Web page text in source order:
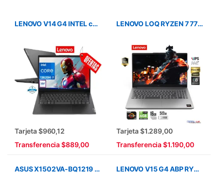
LENOVO V14 G4 INTEL core i7 13620H/16GB RAM /SSD 512GB/ 14″ FHD/ WINDOWS 11 H/RJ45/BLACK
Tarjeta $960,12
Transferencia $889,00
LENOVO LOQ RYZEN 7 7735HS/16GB DDR5/SSD 512GB/15.6″FHD/ RTX 4050/GRAY/ WINDOWS 11
Tarjeta $1.289,00
Transferencia $1.190,00
ASUS X1502VA-BQ1219 CORE i7-13620H/DDR4 16GB/ SSD 512GB/15.6″/SILVER/MOCH+MOUSE LENOVO V15 G4 ABP RYZEN 7 – 7730U/16GB RAM/SSD 512GB/15.6″ FHD/ FREEDOS/RJ-4